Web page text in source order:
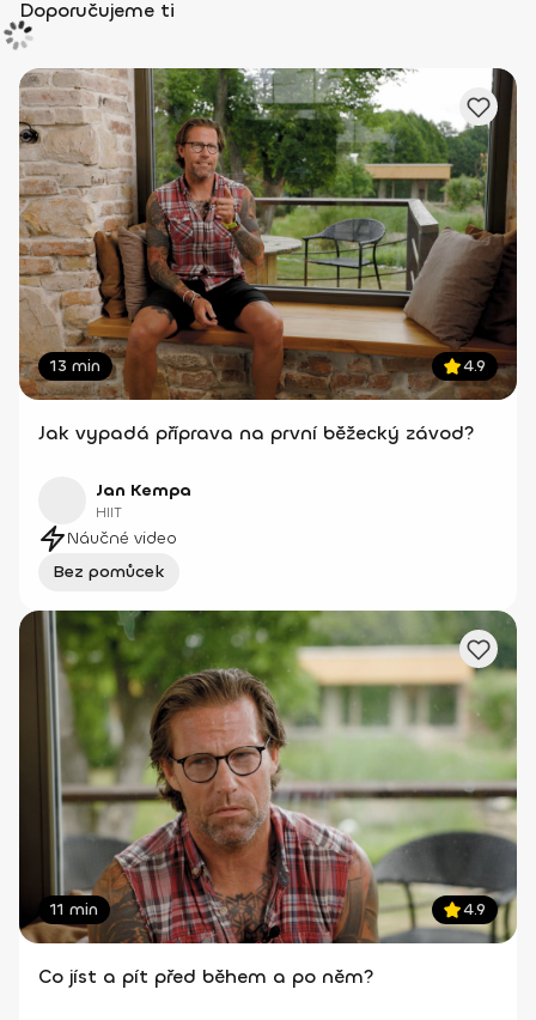
Doporučujeme ti
13 min 4.9
Jak vypadá příprava na první běžecký závod?
Jan Kempa
HIIT
Náučné video
Bez pomůcek
11 min 4.9
Co jíst a pít před během a po něm?